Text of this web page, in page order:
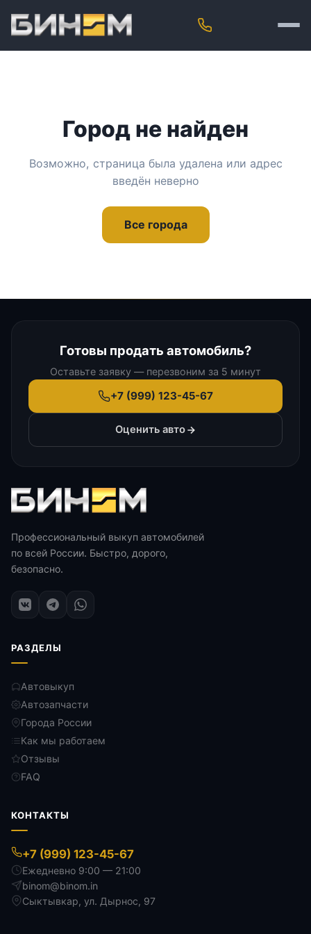
Город не найден
Возможно, страница была удалена или адрес
введён неверно
Все города
Готовы продать автомобиль?
Оставьте заявку — перезвоним за 5 минут
+7 (999) 123-45-67
Оценить авто
Профессиональный выкуп автомобилей
по всей России. Быстро, дорого,
безопасно.
РАЗДЕЛЫ
Автовыкуп
Автозапчасти
Города России
Как мы работаем
Отзывы
FAQ
КОНТАКТЫ
+7 (999) 123-45-67
Ежедневно 9:00 — 21:00
binom@binom.in
Сыктывкар, ул. Дырнос, 97